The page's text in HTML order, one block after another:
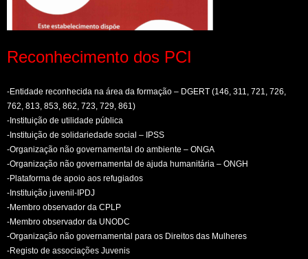
Reconhecimento dos PCI
-Entidade reconhecida na área da formação – DGERT (146, 311, 721, 726,
762, 813, 853, 862, 723, 729, 861)
-Instituição de utilidade pública
-Instituição de solidariedade social – IPSS
-Organização não governamental do ambiente – ONGA
-Organização não governamental de ajuda humanitária – ONGH
-Plataforma de apoio aos refugiados
-Instituição juvenil-IPDJ
-Membro observador da CPLP
-Membro observador da UNODC
-Organização não governamental para os Direitos das Mulheres
-Registo de associações Juvenis